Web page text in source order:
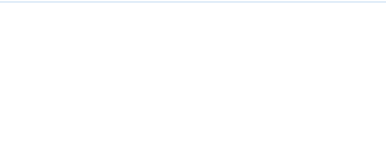
am Anreisetag